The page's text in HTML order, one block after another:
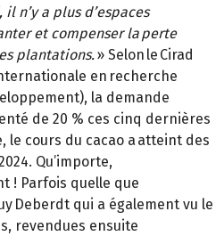
n’y a plus d’espaces
et compenser la perte
plantations.» Selon le Cirad
en recherche
la demande
de 20 % ces cinq dernières
le cours du cacao a atteint des
Qu’importe,
! Parfois quelle que
Deberdt qui a également vu le
revendues ensuite